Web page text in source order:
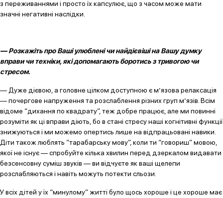
з переживаннями і просто їх капсулює, що з часом може мати
значні негативні наслідки.
— Розкажіть про Ваші улюблені чи найдієвіші на Вашу думку
вправи чи техніки, які допомагають боротись з тривогою чи
стресом.
— Дуже дієвою, а головне цілком доступною є м’язова релаксація
— почергове напруження та розслаблення різних груп м’язів. Всім
відоме “дихання по квадрату”, теж добре працює, але ми повинні
розуміти як ці вправи діють, бо в стані стресу наші когнітивні функції
знижуються і ми можемо опертись лише на відпрацьовані навики.
Діти також люблять “тарабарську мову”, коли ти “говориш” мовою,
якої не існує — спробуйте кілька хвилин перед дзеркалом видавати
безсенсовну суміш звуків — ви відчуєте як ваші щелепи
розслабляються і навіть можуть потекти сльози.
У всіх дітей у їх “минулому” житті було щось хороше і це хороше має